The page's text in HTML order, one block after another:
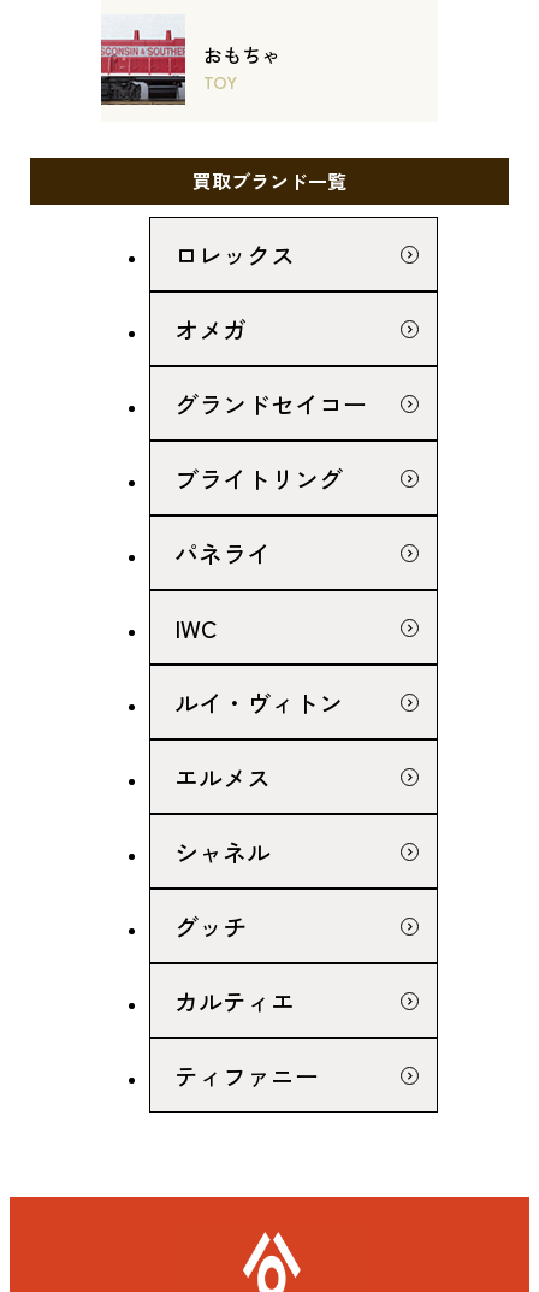
おもちゃ
TOY
買取ブランド一覧
ロレックス
オメガ
グランドセイコー
ブライトリング
パネライ
IWC
ルイ・ヴィトン
エルメス
シャネル
グッチ
カルティエ
ティファニー